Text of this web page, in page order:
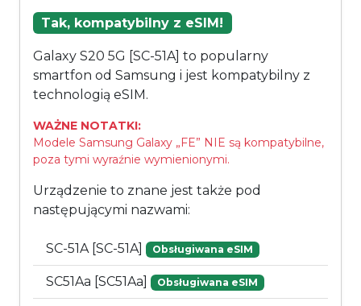
Tak, kompatybilny z eSIM!
Galaxy S20 5G [SC-51A] to popularny
smartfon od Samsung i jest kompatybilny z
technologią eSIM.
WAŻNE NOTATKI:
Modele Samsung Galaxy „FE” NIE są kompatybilne,
poza tymi wyraźnie wymienionymi.
Urządzenie to znane jest także pod
następującymi nazwami:
SC-51A [SC-51A] Obsługiwana eSIM
SC51Aa [SC51Aa] Obsługiwana eSIM